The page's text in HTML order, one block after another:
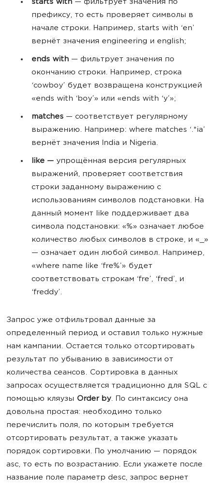
starts with — фильтрует значения по
префиксу, то есть проверяет символы в
начале строки. Например, starts with ‘en’
вернёт значения engineering и english;
ends with — фильтрует значения по
окончанию строки. Например, строка
‘cowboy’ будет возвращена конструкцией
«ends with ‘boy’» или «ends with ‘y’»;
matches — соответствует регулярному
выражению. Например: where matches ‘.*ia’
вернёт значения India и Nigeria.
like — упрощённая версия регулярных
выражений, проверяет соответствия
строки заданному выражению с
использованиям символов подстановки. На
данный момент like поддерживает два
символа подстановки: «%» означает любое
количество любых символов в строке, и «_»
— означает один любой символ. Например,
«where name like ‘fre%’» будет
соответствовать строкам ‘fre’, ‘fred’, и
‘freddy’.
Запрос уже отфильтровал данные за
определенный период и оставил только нужные
нам кампании. Остается только отсортировать
результат по убыванию в зависимости от
количества сеансов. Сортировка в данных
запросах осуществляется традиционно для SQL с
помощью кляузы Order by. По синтаксису она
довольна простая: необходимо только
перечислить поля, по которым требуется
отсортировать результат, а также указать
порядок сортировки. По умолчанию — порядок
asc, то есть по возрастанию. Если укажете после
название поле параметр desc, запрос вернет